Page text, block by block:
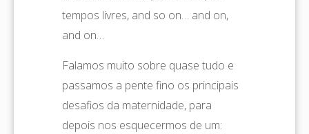
tempos livres, and so on… and on,
and on…
Falamos muito sobre quase tudo e
passamos a pente fino os principais
desafios da maternidade, para
depois nos esquecermos de um: